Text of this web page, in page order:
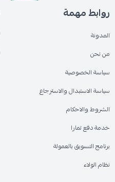
روابط مهمة
المدونة
من نحن
سياسة الخصوصية
سياسة الاستبدال والاسترجاع
الشروط والاحكام
خدمة دفع تمارا
برنامج التسويق بالعمولة
نظام الولاء